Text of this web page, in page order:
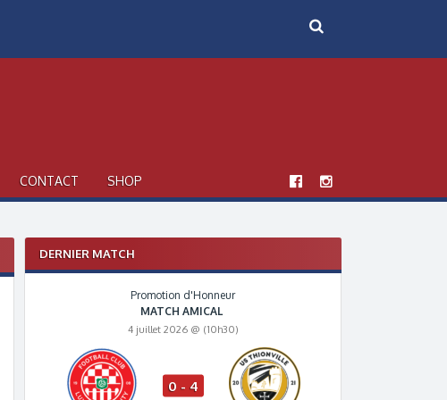
CONTACT SHOP
DERNIER MATCH
Promotion d'Honneur
MATCH AMICAL
4 juillet 2026 @ (10h30)
0 - 4